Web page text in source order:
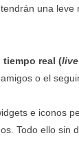
una leve
real (
o el
e iconos
Todo ello sin